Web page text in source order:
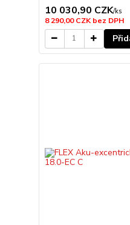
10 030,90 CZK/ks
8 290,00 CZKbez DPH